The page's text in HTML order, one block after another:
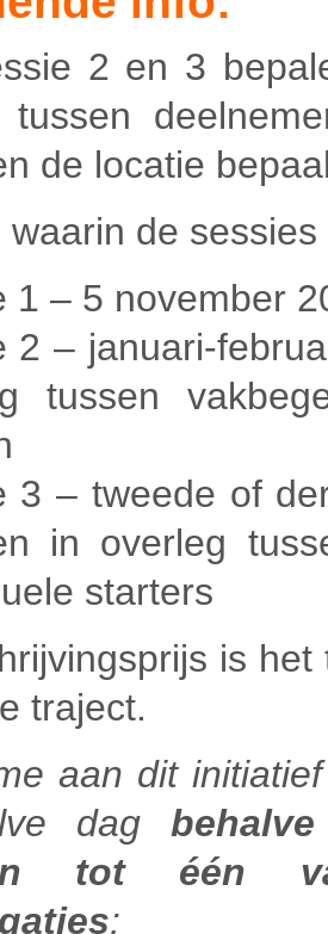
2 en 3
tussen
de locatie
waarin de
1 – 5 november
2 – januari-
tussen
3 – tweede of
in overleg
starters
is
traject.
aan dit
dagbehalve
tot één
: